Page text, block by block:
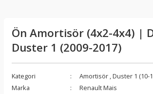
Ön Amortisör (4x2-4x4) |
Duster 1 (2009-2017)
Kategori Amortisör ,Duster 1 (10-
Marka
Renault Mais